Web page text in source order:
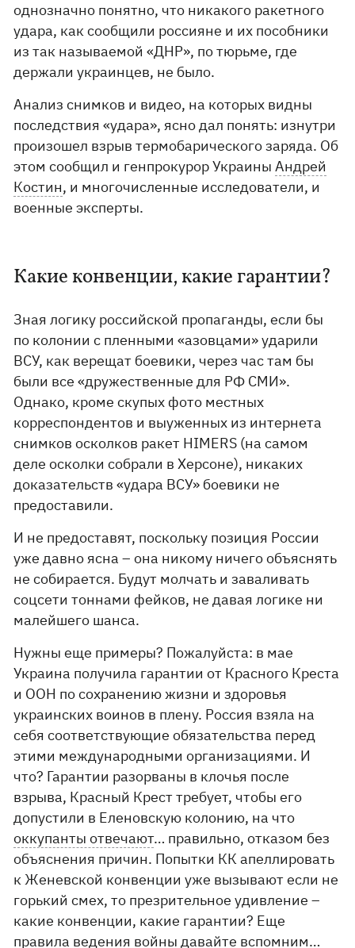
однозначно понятно, что никакого ракетного
удара, как сообщили россияне и их пособники
из так называемой «ДНР», по тюрьме, где
держали украинцев, не было.
Анализ снимков и видео, на которых видны
последствия «удара», ясно дал понять: изнутри
произошел взрыв термобарического заряда. Об
этом сообщил и генпрокурор УкраиныАндрей
Костин, и многочисленные исследователи, и
военные эксперты.
Какие конвенции, какие гарантии?
Зная логику российской пропаганды, если бы
по колонии с пленными «азовцами» ударили
ВСУ, как верещат боевики, через час там бы
были все «дружественные для РФ СМИ».
Однако, кроме скупых фото местных
корреспондентов и выуженных из интернета
снимков осколков ракет HIMERS (на самом
деле осколки собрали в Херсоне), никаких
доказательств «удара ВСУ» боевики не
предоставили.
И не предоставят, поскольку позиция России
уже давно ясна – она никому ничего объяснять
не собирается. Будут молчать и заваливать
соцсети тоннами фейков, не давая логике ни
малейшего шанса.
Нужны еще примеры? Пожалуйста: в мае
Украина получила гарантии от Красного Креста
и ООН по сохранению жизни и здоровья
украинских воинов в плену. Россия взяла на
себя соответствующие обязательства перед
этими международными организациями. И
что? Гарантии разорваны в клочья после
взрыва, Красный Крест требует, чтобы его
допустили в Еленовскую колонию, на что
оккупанты отвечают… правильно, отказом без
объяснения причин. Попытки КК апеллировать
к Женевской конвенции уже вызывают если не
горький смех, то презрительное удивление –
какие конвенции, какие гарантии? Еще
правила ведения войны давайте вспомним…